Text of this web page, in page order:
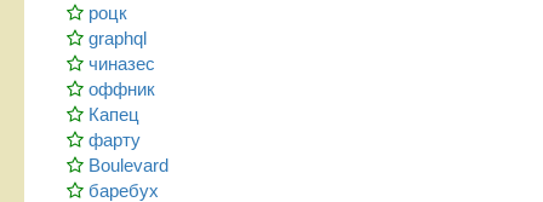
роцк
graphql
чиназес
оффник
Капец
фарту
Boulevard
баребух